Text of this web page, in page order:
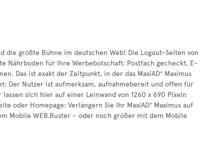
die größte Bühne im deutschen Web! Die Logout-Seiten von
Nährboden für Ihre Werbebotschaft: Postfach gecheckt, E-
Das ist exakt der Zeitpunkt, in der das MaxiAD⁺ Maximus
Der Nutzer ist aufmerksam, aufnahmebereit und offen für
sich hier auf einer Leinwand von 1260 x 690 Pixeln
oder Homepage: Verlängern Sie Ihr MaxiAD⁺ Maximus auf
Mobile WEB.Buster – oder noch größer mit dem Mobile